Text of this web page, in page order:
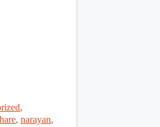
,
, narayan,